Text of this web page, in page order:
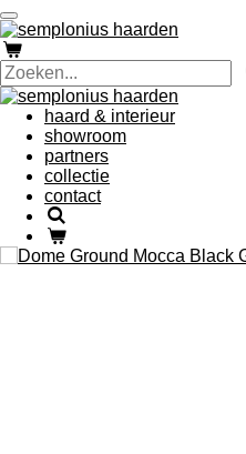
Ga
direct
naar
de
hoofdinhoud
haard & interieur
showroom
partners
collectie
contact